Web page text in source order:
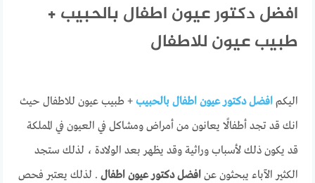
افضل دكتور عيون اطفال بالحبيب +
طبيب عيون للاطفال
اليكمافضل دكتور عيون اطفال بالحبيب + طبيب عيون للاطفال حيث
انك قد تجد أطفالًا يعانون من أمراض ومشاكل في العيون في المملكة
قد يكون ذلك لأسباب وراثية وقد يظهر بعد الولادة ، لذلك ستجد
الكثير الآباء يبحثون عنافضل دكتور عيون اطفال . لذلك يعتبر فحص